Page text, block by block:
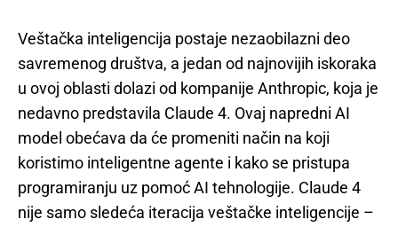
Veštačka inteligencija postaje nezaobilazni deo
savremenog društva, a jedan od najnovijih iskoraka
u ovoj oblasti dolazi od kompanije Anthropic, koja je
nedavno predstavila Claude 4. Ovaj napredni AI
model obećava da će promeniti način na koji
koristimo inteligentne agente i kako se pristupa
programiranju uz pomoć AI tehnologije. Claude 4
nije samo sledeća iteracija veštačke inteligencije –